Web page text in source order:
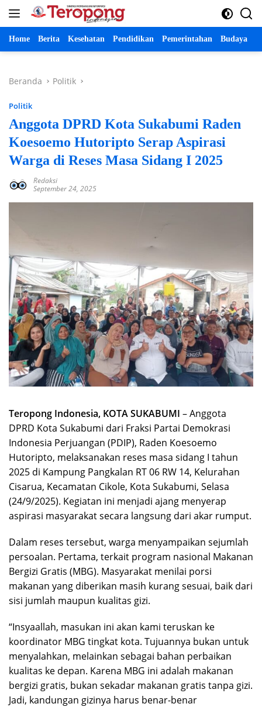
Langsung
Home Berita Kesehatan Pendidikan Pemerintahan Budaya
Beranda Politik
Politik
Anggota DPRD Kota Sukabumi Raden
Koesoemo Hutoripto Serap Aspirasi
Warga di Reses Masa Sidang I 2025
Redaksi
September 24, 2025
Teropong Indonesia, KOTA SUKABUMI – Anggota
DPRD Kota Sukabumi dari Fraksi Partai Demokrasi
Indonesia Perjuangan (PDIP), Raden Koesoemo
Hutoripto, melaksanakan reses masa sidang I tahun
2025 di Kampung Pangkalan RT 06 RW 14, Kelurahan
Cisarua, Kecamatan Cikole, Kota Sukabumi, Selasa
(24/9/2025). Kegiatan ini menjadi ajang menyerap
aspirasi masyarakat secara langsung dari akar rumput.
Dalam reses tersebut, warga menyampaikan sejumlah
persoalan. Pertama, terkait program nasional Makanan
Bergizi Gratis (MBG). Masyarakat menilai porsi
makanan yang diberikan masih kurang sesuai, baik dari
sisi jumlah maupun kualitas gizi.
“Insyaallah, masukan ini akan kami teruskan ke
koordinator MBG tingkat kota. Tujuannya bukan untuk
menyalahkan, melainkan sebagai bahan perbaikan
kualitas ke depan. Karena MBG ini adalah makanan
bergizi gratis, bukan sekadar makanan gratis tanpa gizi.
Jadi, kandungan gizinya harus benar-benar